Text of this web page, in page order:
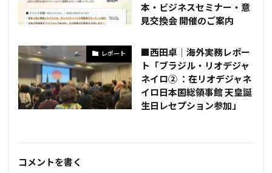
本・ビジネスセミナー・意
見交換会 開催のご案内
レポート
■西田卓｜海外実務レポー
ト「ブラジル・リオデジャ
ネイロ② ：在リオデジャネ
イロ日本国総領事館 天皇誕
生日レセプション参加」
コメントを書く